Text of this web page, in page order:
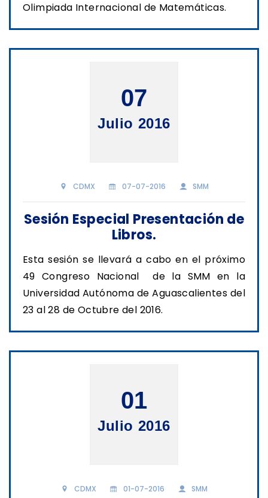
Olimpiada Internacional de Matemáticas.
07
Julio 2016
CDMX 07-07-2016 SMM
Sesión Especial Presentación de
Libros.
Esta sesión se llevará a cabo en el próximo
49 Congreso Nacional de la SMM en la
Universidad Autónoma de Aguascalientes del
23 al 28 de Octubre del 2016.
01
Julio 2016
CDMX 01-07-2016 SMM